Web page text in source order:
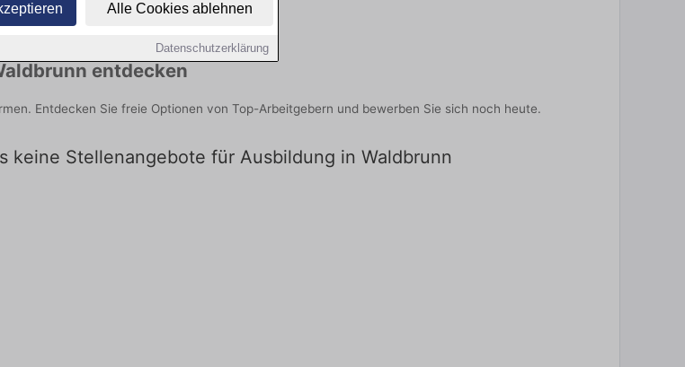
Alle Cookies ablehnen
Datenschutzerklärung
Quereinsteiger
entdecken
Entdecken Sie freie Optionen von Top-Arbeitgebern und bewerben Sie sich noch heute.
Stellenangebote für Ausbildung in Waldbrunn